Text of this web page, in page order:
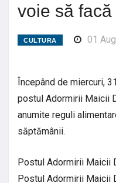
voie să
CULTURA 01
Începând de miercuri,
postul Adormirii Maicii
anumite reguli
săptămânii.
Postul Adormirii Maicii
Postul Adormirii Maicii